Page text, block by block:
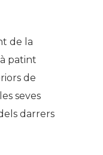
de la
patint
de
seves
darrers